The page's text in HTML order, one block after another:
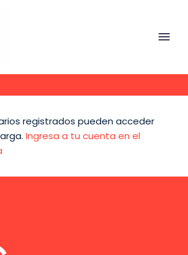
registrados pueden acceder
Ingresa a tu cuenta en el